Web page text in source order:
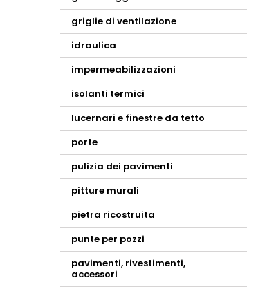
griglie di ventilazione
idraulica
impermeabilizzazioni
isolanti termici
lucernari e finestre da tetto
porte
pulizia dei pavimenti
pitture murali
pietra ricostruita
punte per pozzi
pavimenti, rivestimenti,
accessori